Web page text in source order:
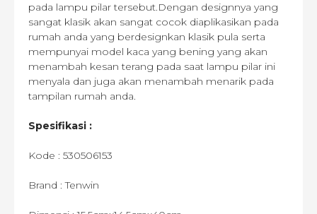
pada lampu pilar tersebut.Dengan designnya yang
sangat klasik akan sangat cocok diaplikasikan pada
rumah anda yang berdesignkan klasik pula serta
mempunyai model kaca yang bening yang akan
menambah kesan terang pada saat lampu pilar ini
menyala dan juga akan menambah menarik pada
tampilan rumah anda.
Spesifikasi :
Kode : 530506153
Brand : Tenwin